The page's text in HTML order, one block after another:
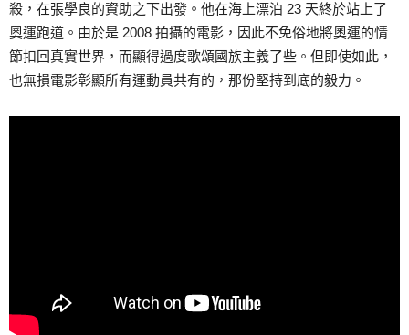
殺，在張學良的資助之下出發。他在海上漂泊 23 天終於站上了
奧運跑道。由於是 2008 拍攝的電影，因此不免俗地將奧運的情
節扣回真實世界，而顯得過度歌頌國族主義了些。但即使如此，
也無損電影彰顯所有運動員共有的，那份堅持到底的毅力。